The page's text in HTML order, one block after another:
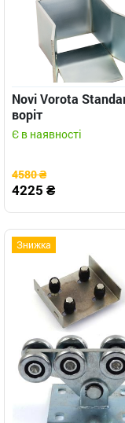
Novi Vorota
воріт
Є в наявності
4580 ₴
4225 ₴
Знижка